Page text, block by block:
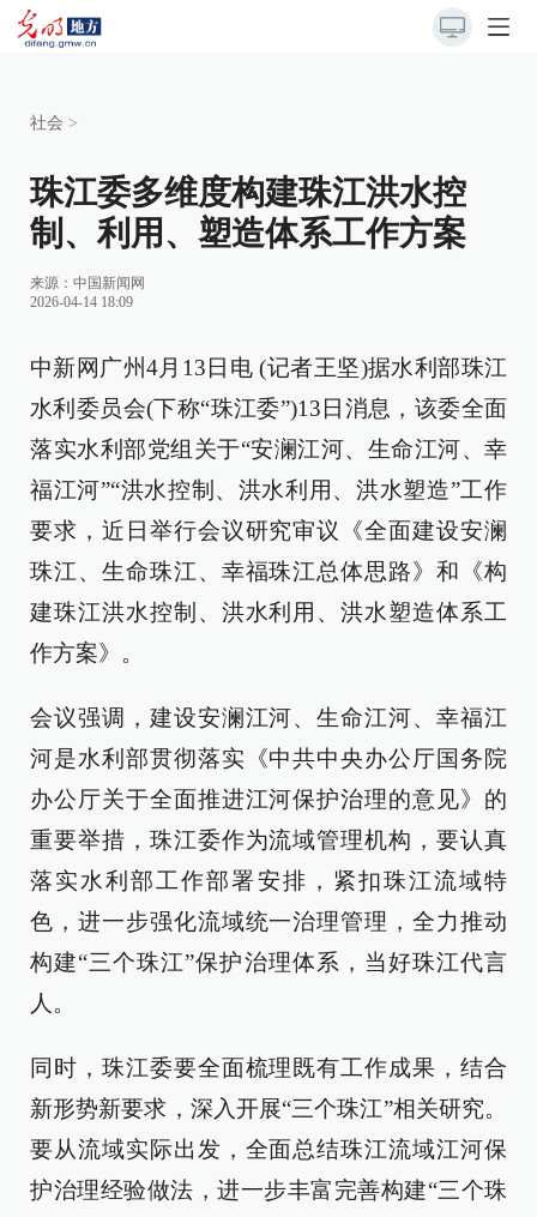
社会 >
珠江委多维度构建珠江洪水控
制、利用、塑造体系工作方案
来源： 中国新闻网
2026-04-14 18:09
中新网广州4月13日电 (记者王坚)据水利部珠江
水利委员会(下称“珠江委”)13日消息，该委全面
落实水利部党组关于“安澜江河、生命江河、幸
福江河”“洪水控制、洪水利用、洪水塑造”工作
要求，近日举行会议研究审议《全面建设安澜
珠江、生命珠江、幸福珠江总体思路》和《构
建珠江洪水控制、洪水利用、洪水塑造体系工
作方案》。
会议强调，建设安澜江河、生命江河、幸福江
河是水利部贯彻落实《中共中央办公厅国务院
办公厅关于全面推进江河保护治理的意见》的
重要举措，珠江委作为流域管理机构，要认真
落实水利部工作部署安排，紧扣珠江流域特
色，进一步强化流域统一治理管理，全力推动
构建“三个珠江”保护治理体系，当好珠江代言
人。
同时，珠江委要全面梳理既有工作成果，结合
新形势新要求，深入开展“三个珠江”相关研究。
要从流域实际出发，全面总结珠江流域江河保
护治理经验做法，进一步丰富完善构建“三个珠